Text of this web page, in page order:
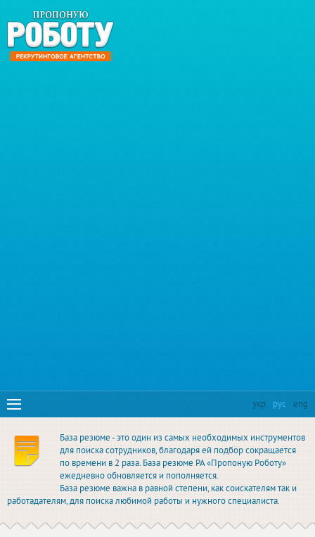
укр рус eng
База резюме - это один из самых необходимых инструментов
для поиска сотрудников, благодаря ей подбор сокращается
по времени в 2 раза. База резюме РА «Пропоную Роботу»
ежедневно обновляется и пополняется.
База резюме важна в равной степени, как соискателям так и
работадателям, для поиска любимой работы и нужного специалиста.